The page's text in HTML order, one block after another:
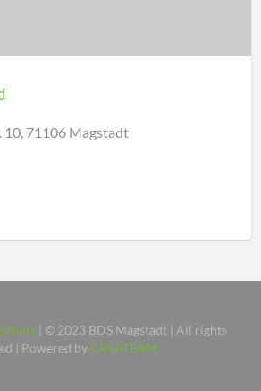
10, 71106 Magstadt
| © 2023 BDS Magstadt | All rights
| Powered byCREATEAM